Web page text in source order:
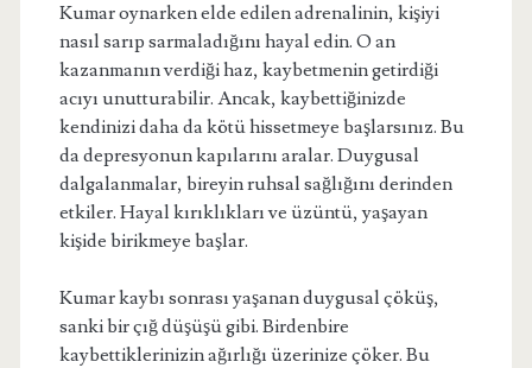
Kumar oynarken elde edilen adrenalinin, kişiyi
nasıl sarıp sarmaladığını hayal edin. O an
kazanmanın verdiği haz, kaybetmenin getirdiği
acıyı unutturabilir. Ancak, kaybettiğinizde
kendinizi daha da kötü hissetmeye başlarsınız. Bu
da depresyonun kapılarını aralar. Duygusal
dalgalanmalar, bireyin ruhsal sağlığını derinden
etkiler. Hayal kırıklıkları ve üzüntü, yaşayan
kişide birikmeye başlar.
Kumar kaybı sonrası yaşanan duygusal çöküş,
sanki bir çığ düşüşü gibi. Birdenbire
kaybettiklerinizin ağırlığı üzerinize çöker. Bu